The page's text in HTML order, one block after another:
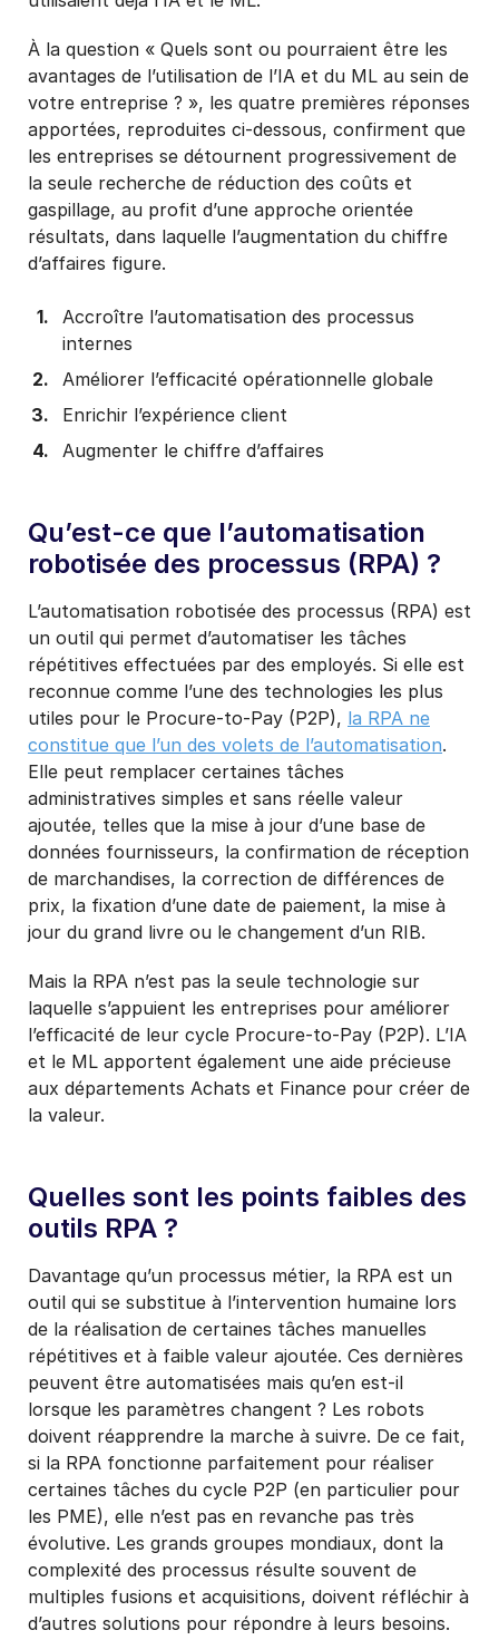
À la question « Quels sont ou pourraient être les
avantages de l’utilisation de l’IA et du ML au sein de
votre entreprise ? », les quatre premières réponses
apportées, reproduites ci-dessous, confirment que
les entreprises se détournent progressivement de
la seule recherche de réduction des coûts et
gaspillage, au profit d’une approche orientée
résultats, dans laquelle l’augmentation du chiffre
d’affaires figure.
Accroître l’automatisation des processus
internes
Améliorer l’efficacité opérationnelle globale
Enrichir l’expérience client
Augmenter le chiffre d’affaires
Qu’est-ce que l’automatisation
robotisée des processus (RPA) ?
L’automatisation robotisée des processus (RPA) est
un outil qui permet d’automatiser les tâches
répétitives effectuées par des employés. Si elle est
reconnue comme l’une des technologies les plus
utiles pour le Procure-to-Pay (P2P), la RPA ne
constitue que l’un des volets de l’automatisation.
Elle peut remplacer certaines tâches
administratives simples et sans réelle valeur
ajoutée, telles que la mise à jour d’une base de
données fournisseurs, la confirmation de réception
de marchandises, la correction de différences de
prix, la fixation d’une date de paiement, la mise à
jour du grand livre ou le changement d’un RIB.
Mais la RPA n’est pas la seule technologie sur
laquelle s’appuient les entreprises pour améliorer
l’efficacité de leur cycle Procure-to-Pay (P2P). L’IA
et le ML apportent également une aide précieuse
aux départements Achats et Finance pour créer de
la valeur.
Quelles sont les points faibles des
outils RPA ?
Davantage qu’un processus métier, la RPA est un
outil qui se substitue à l’intervention humaine lors
de la réalisation de certaines tâches manuelles
répétitives et à faible valeur ajoutée. Ces dernières
peuvent être automatisées mais qu’en est-il
lorsque les paramètres changent ? Les robots
doivent réapprendre la marche à suivre. De ce fait,
si la RPA fonctionne parfaitement pour réaliser
certaines tâches du cycle P2P (en particulier pour
les PME), elle n’est pas en revanche pas très
évolutive. Les grands groupes mondiaux, dont la
complexité des processus résulte souvent de
multiples fusions et acquisitions, doivent réfléchir à
d’autres solutions pour répondre à leurs besoins.